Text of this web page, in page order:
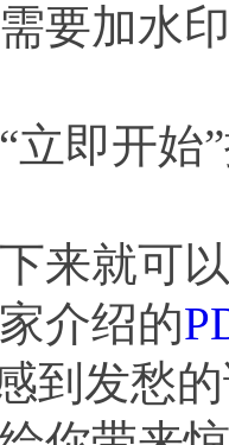
要加水
立即开始
来就可
介绍的
到发愁